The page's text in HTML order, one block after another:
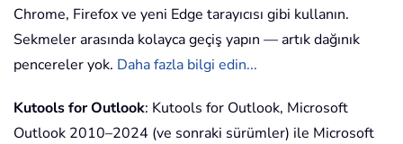
Chrome, Firefox ve yeni Edge tarayıcısı gibi kullanın.
Sekmeler arasında kolayca geçiş yapın — artık dağınık
pencereler yok. Daha fazla bilgi edin...
Kutools for Outlook: Kutools for Outlook, Microsoft
Outlook 2010–2024 (ve sonraki sürümler) ile Microsoft